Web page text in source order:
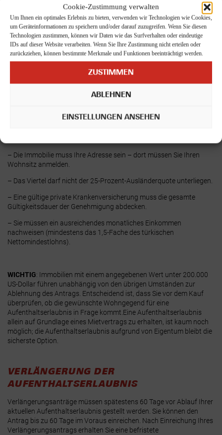
Cookie-Zustimmung verwalten
Um Ihnen ein optimales Erlebnis zu bieten, verwenden wir Technologien wie Cookies,
um Geräteinformationen zu speichern und/oder darauf zuzugreifen. Wenn Sie diesen
Technologien zustimmen, können wir Daten wie das Surfverhalten oder eindeutige
IDs auf dieser Website verarbeiten. Wenn Sie Ihre Zustimmung nicht erteilen oder
zurückziehen, können bestimmte Merkmale und Funktionen beeinträchtigt werden.
ZUSTIMMEN
ABLEHNEN
EINSTELLUNGEN ANSEHEN
Aufenthaltserlaubnis. Die Voraussetzungen für eine
Aufenthaltserlaubnis aufgrund von Immobilienbesitz sind:
– Die Immobilie muss einen Mindestwert von 200.000 US-Dollar
aufweisen, nachgewiesen durch ein von der SPK (State Property
Securities Commission) lizenziertes Wertgutachten – dieser
Schwellenwert ist seit Oktober 2023 in vollem Umfang gültig und
(ein Haus oder eine Wohnung).
– Die Immobilie muss Ihre Adresse sein – dort müssen Sie Ihren
Wohnsitz anmelden.
– Das Viertel darf nicht der 25-Prozent-Ausländerquote unterliegen.
– Eine gültige private Krankenversicherung muss die gesamte
Gültigkeitsdauer der Genehmigung abdecken.
– Sie müssen ein ausreichendes monatliches Einkommen
nachweisen (mindestens das 1,5-Fache des türkischen
Nettomindestlohns).
WICHTIG: Immobilien mit einem angegebenen Wert unter 200.000
US-Dollar führen unabhängig von den übrigen Umständen zur
Ablehnung des Antrags. Entscheidend ist, dass Sie vor dem Kauf
überprüfen, ob die gewünschte Wohngegend für eine
Aufenthaltserlaubnis in Frage kommt. Eine Aufenthaltserlaubnis
allein auf Grundlage eines Mietvertrags zu erhalten, ist kaum noch
möglich; die Aufenthaltserlaubnis aufgrund von Eigentum bleibt die
sicherste Option.
VERLÄNGERUNG DER
AUFENTHALTSERLAUBNIS
Verlängerungsanträge müssen spätestens 60 Tage vor Ablauf Ihrer
aktuellen Aufenthaltserlaubnis gestellt werden. Sie können den
Antrag bis zu 60 Tage im Voraus einreichen. Nach Einreichung Ihres
Verlängerungsantrags erhalten Sie eine befristete